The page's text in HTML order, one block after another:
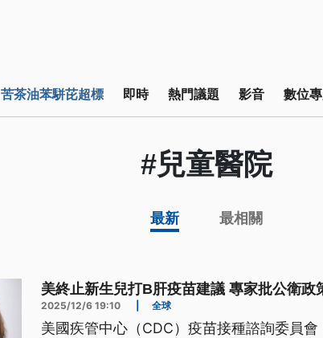
苦茶油苯駢芘超標 即時 熱門議題 影音 數位
#兒童醫院
最新 最相關
美終止新生兒打B肝疫苗建議 專家批公衛政
2025/12/6 19:10 全球
美國疾管中心（CDC）疫苗接種諮詢委員